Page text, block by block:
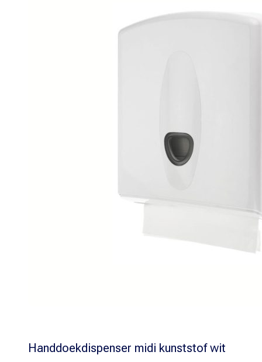
Handdoekdispenser midi kunststof wit